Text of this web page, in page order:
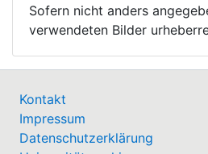
Sofern nicht anders
verwendeten Bilder
Kontakt
Impressum
Datenschutzerklärung